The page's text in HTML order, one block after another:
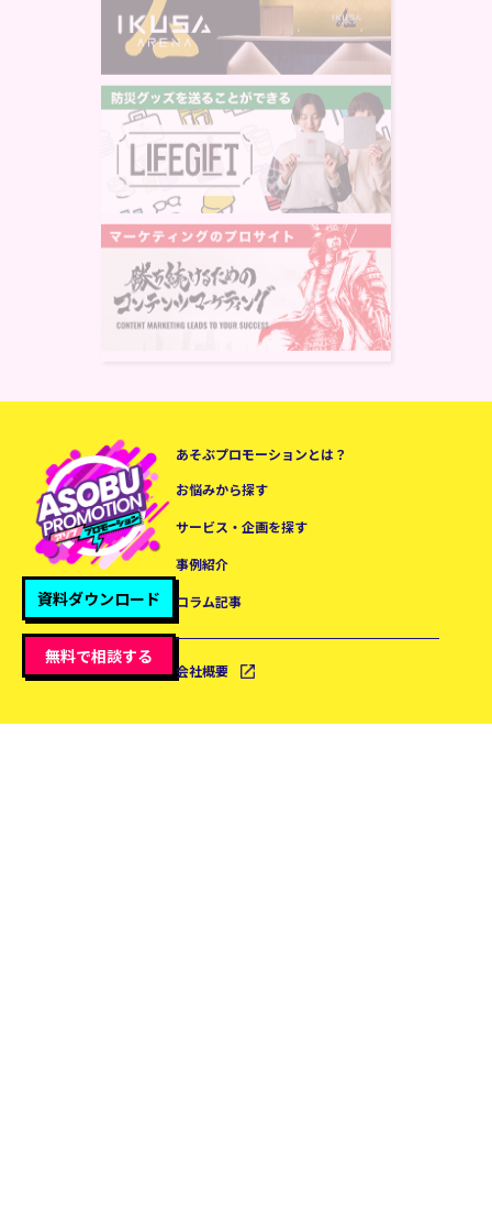
資料ダウンロード
無料で相談する
あそぶプロモーションとは？
お悩みから探す
サービス・企画を探す
事例紹介
コラム記事
会社概要